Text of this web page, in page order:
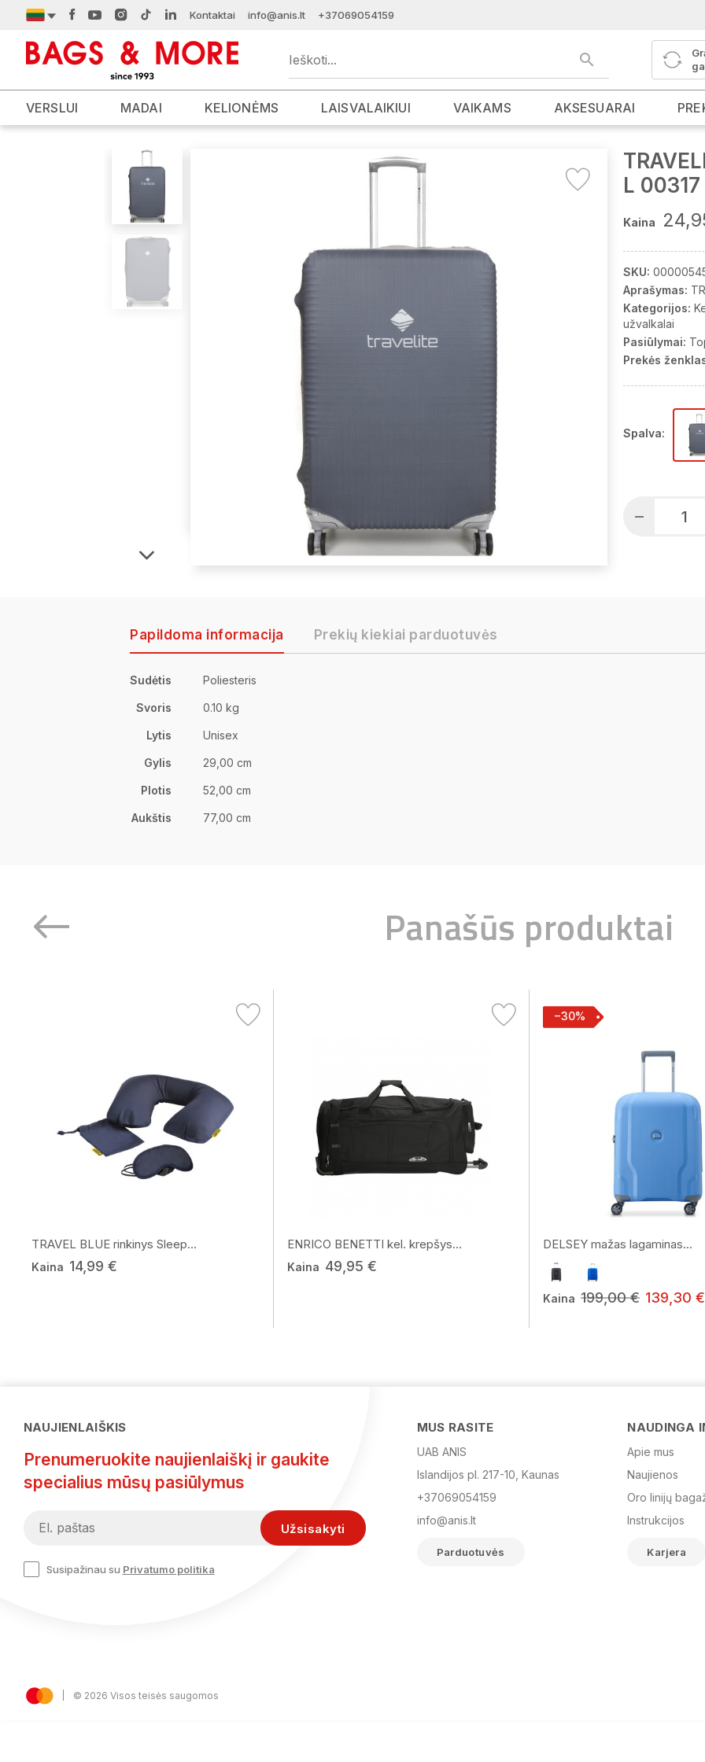
Kontaktai info@anis.lt +37069054159
VERSLUI MADAI KELIONĖMS LAISVALAIKIUI VAIKAMS AKSESUARAI
L 00317
Kaina
SKU:
Aprašymas:
Kategorijos:
užvalkalai
Pasiūlymai:
Prekės
Spalva:
Papildoma informacija Prekių kiekiai parduotuvės
Sudėtis Poliesteris
Svoris 0.10 kg
Lytis Unisex
Gylis 29,00 cm
Plotis 52,00 cm
Aukštis 77,00 cm
Panašūs produktai
TRAVEL BLUE rinkinys Sleep...
Kaina 14,99 €
ENRICO BENETTI kel. krepšys...
Kaina 49,95 €
−30%
DELSEY mažas lagaminas...
Kaina 199,00 € 139,30 €
NAUJIENLAIŠKIS
Prenumeruokite naujienlaiškį ir gaukite
specialius mūsų pasiūlymus
Susipažinau su Privatumo politika
MUS RASITE
UAB ANIS
Islandijos pl. 217-10, Kaunas
+37069054159
info@anis.lt
Parduotuvės
NAUDINGA
Apie mus
Naujienos
Oro linijų
Instrukcijos
Karjera
© 2026 Visos teisės saugomos